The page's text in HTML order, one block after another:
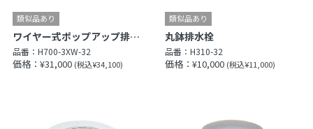
ワイヤー式ポップアップ排水栓上部
品番： H700-3XW-32
価格：¥31,000 (税込¥34,100)
丸鉢排水栓
品番：H310-32
価格：¥10,000 (税込¥11,000)